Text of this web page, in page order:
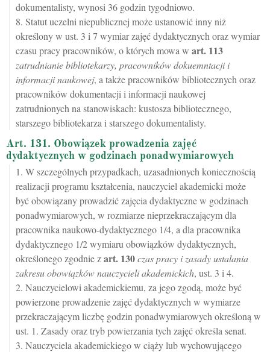
dokumentalisty, wynosi 36 godzin tygodniowo.
8. Statut uczelni niepublicznej może ustanowić inny niż
określony w ust. 3 i 7 wymiar zajęć dydaktycznych oraz wymiar
czasu pracy pracowników, o których mowa w art. 113
zatrudnianie bibliotekarzy, pracowników dokuemntacji i
informacji naukowej, a także pracowników bibliotecznych oraz
pracowników dokumentacji i informacji naukowej
zatrudnionych na stanowiskach: kustosza bibliotecznego,
starszego bibliotekarza i starszego dokumentalisty.
Art. 131. Obowiązek prowadzenia zajęć
dydaktycznych w godzinach ponadwymiarowych
1. W szczególnych przypadkach, uzasadnionych koniecznością
realizacji programu kształcenia, nauczyciel akademicki może
być obowiązany prowadzić zajęcia dydaktyczne w godzinach
ponadwymiarowych, w rozmiarze nieprzekraczającym dla
pracownika naukowo-dydaktycznego 1/4, a dla pracownika
dydaktycznego 1/2 wymiaru obowiązków dydaktycznych,
określonego zgodnie zart. 130czas pracy i zasady ustalania
zakresu obowiązków nauczycieli akademickich, ust. 3 i 4.
2. Nauczycielowi akademickiemu, za jego zgodą, może być
powierzone prowadzenie zajęć dydaktycznych w wymiarze
przekraczającym liczbę godzin ponadwymiarowych określoną w
ust. 1. Zasady oraz tryb powierzania tych zajęć określa senat.
3. Nauczyciela akademickiego w ciąży lub wychowującego